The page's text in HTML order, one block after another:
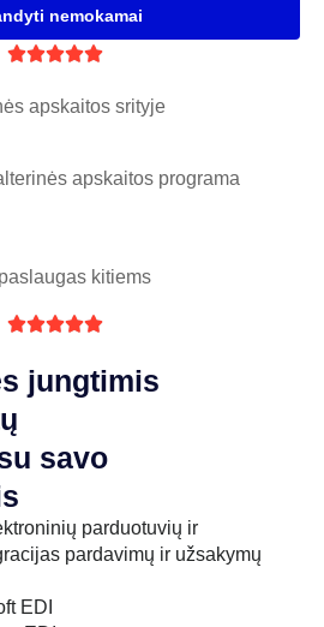
nemokamai

apskaitos srityje
apskaitos programa
kitiems

jungtimis
savo
parduotuvių ir
pardavimų ir užsakymų
EDI